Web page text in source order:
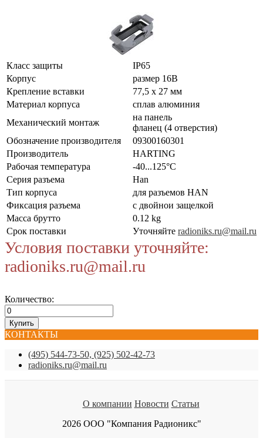
Класс защиты
IP65
Корпус
размер 16В
Крепление вставки
77,5 x 27 мм
Материал корпуса
сплав алюминия
Механический монтаж
на панель
фланец (4 отверстия)
Обозначение производителя
09300160301
Производитель
HARTING
Рабочая температура
-40...125°C
Серия разъема
Han
Тип корпуса
для разъемов HAN
Фиксация разъема
с двойнои защелкой
Масса брутто
0.12 kg
Срок поставки
Уточняйте radioniks.ru@mail.ru
Условия поставки уточняйте:
radioniks.ru@mail.ru
Количество:
КОНТАКТЫ
(495) 544-73-50, (925) 502-42-73
radioniks.ru@mail.ru
О компании Новости Статьи
2026 ООО "Компания Радионикс"